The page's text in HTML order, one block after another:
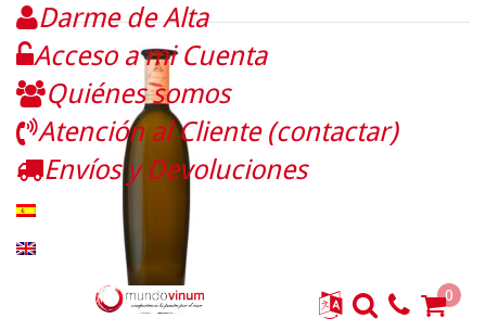
Darme de Alta
Acceso a mi Cuenta
Quiénes somos
Atención al Cliente (contactar)
Envíos y Devoluciones
0